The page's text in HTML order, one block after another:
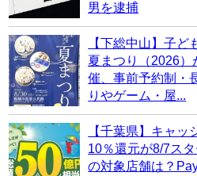
男を逮捕
【下総中山】子ど
夏まつり（2026）
催、事前予約制・
りやゲーム・屋...
【千葉県】キャッ
10％還元が8/7ス
の対象店舗は？